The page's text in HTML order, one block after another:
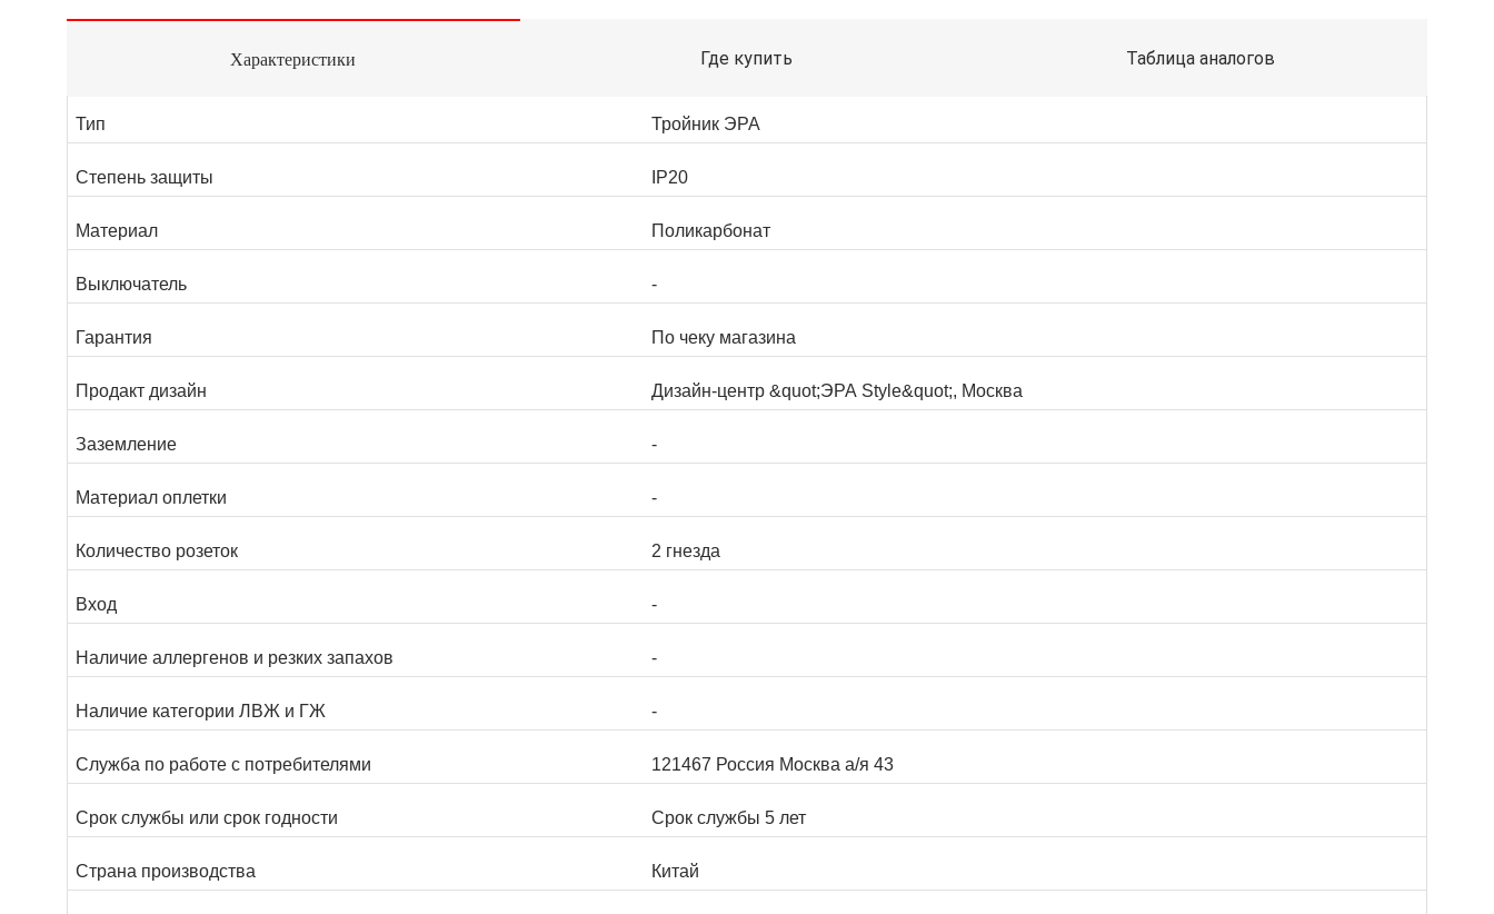
Характеристики Где купить Таблица аналогов
Тип Тройник ЭРА
Степень защиты IP20
Материал Поликарбонат
Выключатель -
Гарантия По чеку магазина
Продакт дизайн Дизайн-центр &quot;ЭРА Style&quot;, Москва
Заземление -
Материал оплетки -
Количество розеток 2 гнезда
Вход -
Наличие аллергенов и резких запахов -
Наличие категории ЛВЖ и ГЖ -
Служба по работе с потребителями 121467 Россия Москва а/я 43
Срок службы или срок годности Срок службы 5 лет
Страна производства Китай